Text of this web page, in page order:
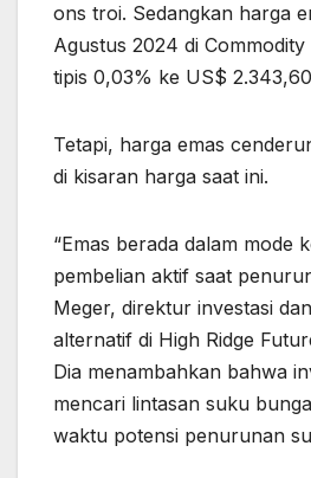
ons troi. Sedangkan harga
Agustus 2024 di
tipis 0,03% ke US$
Tetapi, harga emas
di kisaran harga saat ini.
“Emas berada dalam mode
pembelian aktif saat
Meger, direktur investasi
alternatif di High Ridge
Dia menambahkan bahwa
mencari lintasan suku
waktu potensi penurunan